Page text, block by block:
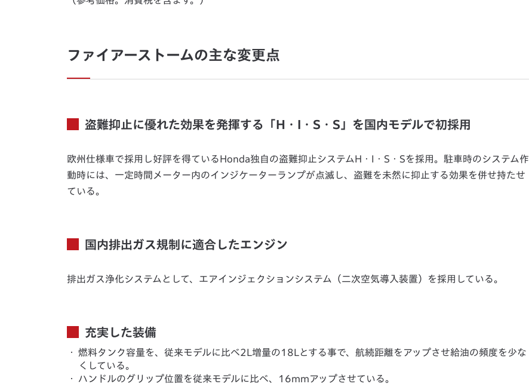
ファイアーストームの主な変更点
盗難抑止に優れた効果を発揮する「H・I・S・S」を国内モデルで初採用
欧州仕様車で採用し好評を得ているHonda独自の盗難抑止システムH・I・S・Sを採用。駐車時のシステム作
動時には、一定時間メーター内のインジケーターランプが点滅し、盗難を未然に抑止する効果を併せ持たせ
ている。
国内排出ガス規制に適合したエンジン
排出ガス浄化システムとして、エアインジェクションシステム（二次空気導入装置）を採用している。
充実した装備
・
燃料タンク容量を、従来モデルに比べ2L増量の18Lとする事で、航続距離をアップさせ給油の頻度を少な
くしている。
・
ハンドルのグリップ位置を従来モデルに比べ、16mmアップさせている。